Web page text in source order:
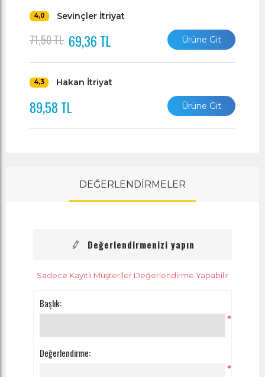
4,0 Sevinçler İtriyat
71,50 TL 69,36 TL Ürüne Git
4,3 Hakan İtriyat
89,58 TL Ürüne Git
DEĞERLENDİRMELER
Değerlendirmenizi yapın
Sadece Kayıtlı Müşteriler Değerlendirme Yapabilir
Başlık:
*
Değerlendirme:
*